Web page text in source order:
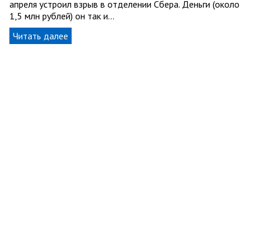
апреля устроил взрыв в отделении Сбера. Деньги (около
1,5 млн рублей) он так и…
Читать далее